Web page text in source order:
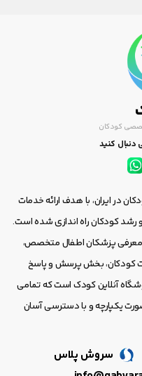
کودکان
دنبال کنید
در ایران، با هدف ارائه خدمات
کودکان راه اندازی شده است.
پزشکان اطفال متخصص،
کودکان، بخش پرسش و پاسخ
آنلاین کودک است که تمامی
یکپارچه و با دسترسی آسان
سروش پلاس